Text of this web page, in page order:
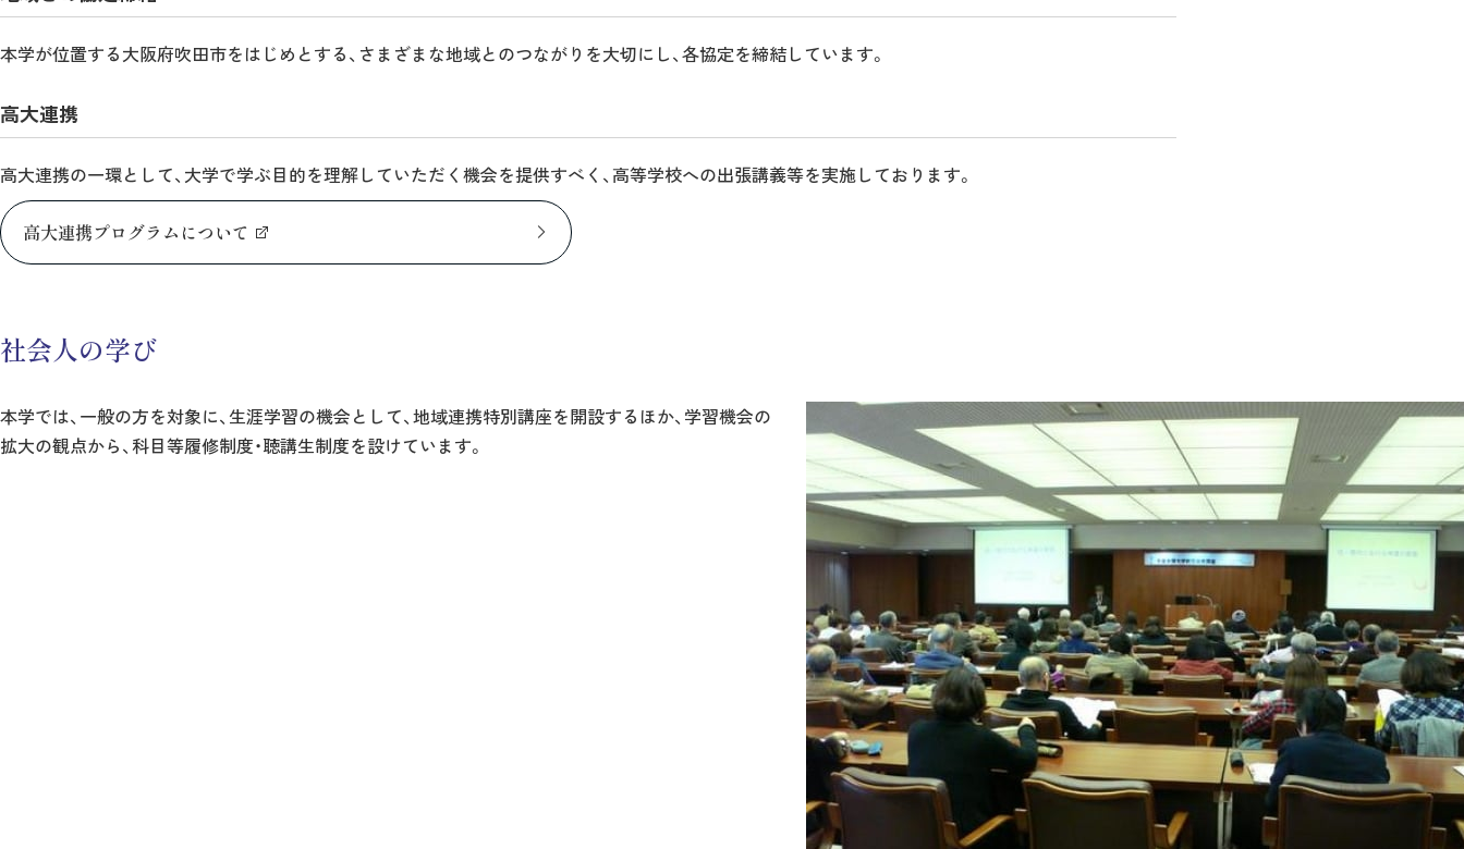
本学が位置する大阪府吹田市をはじめとする、さまざまな地域とのつながりを大切にし、各協定を締結しています。
高大連携
高大連携の一環として、大学で学ぶ目的を理解していただく機会を提供すべく、高等学校への出張講義等を実施しております。
高大連携プログラムについて
社会人の学び
本学では、一般の方を対象に、生涯学習の機会として、地域連携特別講座を開設するほか、学習機会の
拡大の観点から、科目等履修制度・聴講生制度を設けています。